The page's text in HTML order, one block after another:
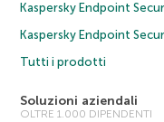
Kaspersky Endpoint
Kaspersky Endpoint
Tutti i prodotti
Soluzioni aziendali
OLTRE 1.000 DIPENDENTI